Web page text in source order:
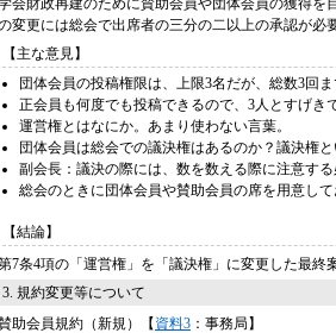
会財政再建のために賛助会員や団体会員の獲得を
変更には総会で出席者の三分の二以上の承認が必
【主な意見】
団体会員の投稿権限は、上限3名だが、総数3回
正会員も何度でも投稿できるので、3人とすげき
運営権とはなにか。あまり使わない言葉。
団体会員は総会での議決権はあるのか？議決権
副会長：議決の際には、数を数える際に注意する
総会のときに団体会員や賛助会員の席を用意して
【結論】
7条4項の「運営権」を「議決権」に変更した最終
3. 規約変更等について
助会員規約（新規）【 資料3 ：事務局】